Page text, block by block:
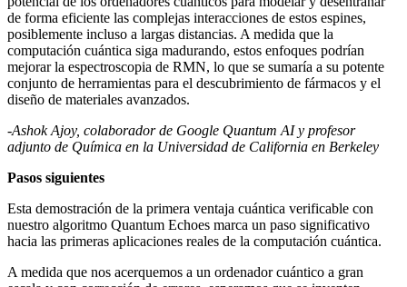
de forma eficiente las complejas interacciones de estos espines,
posiblemente incluso a largas distancias. A medida que la
computación cuántica siga madurando, estos enfoques podrían
mejorar la espectroscopia de RMN, lo que se sumaría a su potente
conjunto de herramientas para el descubrimiento de fármacos y el
diseño de materiales avanzados.
-Ashok Ajoy, colaborador de Google Quantum AI y profesor
adjunto de Química en la Universidad de California en Berkeley
Pasos siguientes
Esta demostración de la primera ventaja cuántica verificable con
nuestro algoritmo Quantum Echoes marca un paso significativo
hacia las primeras aplicaciones reales de la computación cuántica.
A medida que nos acerquemos a un ordenador cuántico a gran